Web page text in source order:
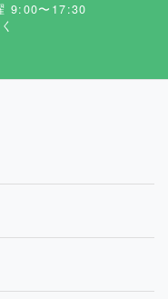
9:00〜17:30